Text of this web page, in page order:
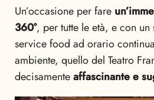
Un’occasione per fare
360°, per tutte le età, e con
service food ad orario
ambiente, quello del Teatro
decisamenteaffascinante e